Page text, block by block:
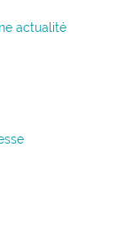
actualité